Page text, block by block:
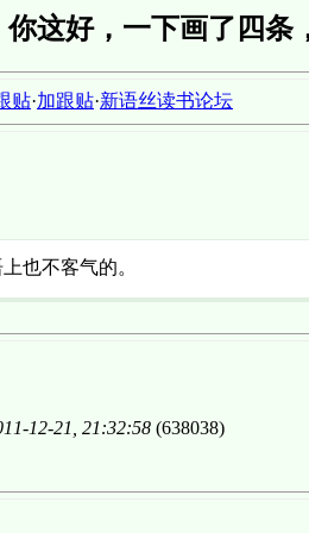
这好，一下画了四条
贴·加跟贴·新语丝读书论坛
也不客气的。
12-21, 21:32:58 (638038)